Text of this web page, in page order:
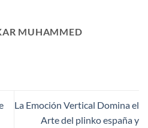
MUHAMMED
La Emoción Vertical Domina el
Arte del plinko españa y